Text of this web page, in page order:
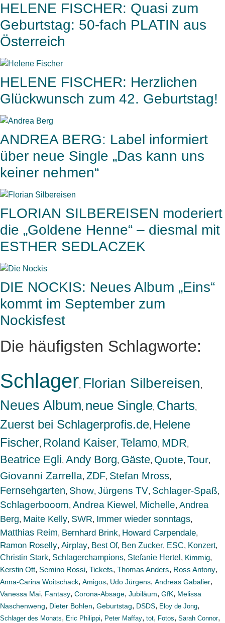
HELENE FISCHER: Quasi zum
Geburtstag: 50-fach PLATIN aus
Österreich
HELENE FISCHER: Herzlichen
Glückwunsch zum 42. Geburtstag!
ANDREA BERG: Label informiert
über neue Single „Das kann uns
keiner nehmen“
FLORIAN SILBEREISEN moderiert
die „Goldene Henne“ – diesmal mit
ESTHER SEDLACZEK
DIE NOCKIS: Neues Album „Eins“
kommt im September zum
Nockisfest
Die häufigsten Schlagworte:
Schlager, Florian Silbereisen,
Neues Album, neue Single, Charts,
Zuerst bei Schlagerprofis.de, Helene
Fischer, Roland Kaiser, Telamo, MDR,
Beatrice Egli, Andy Borg, Gäste, Quote, Tour,
Giovanni Zarrella, ZDF, Stefan Mross,
Fernsehgarten, Show, Jürgens TV, Schlager-Spaß,
Schlagerbooom, Andrea Kiewel , Michelle, Andrea
Berg, Maite Kelly, SWR, Immer wieder sonntags,
Matthias Reim, Bernhard Brink, Howard Carpendale,
Ramon Roselly, Airplay, Best Of, Ben Zucker, ESC, Konzert,
Christin Stark, Schlagerchampions, Stefanie Hertel , Kimmig,
Kerstin Ott, Semino Rossi, Tickets, Thomas Anders, Ross Antony,
Anna-Carina Woitschack, Amigos, Udo Jürgens, Andreas Gabalier,
Vanessa Mai, Fantasy, Corona-Absage, Jubiläum, GfK, Melissa
Naschenweng, Dieter Bohlen, Geburtstag, DSDS, Eloy de Jong,
Schlager des Monats, Eric Philippi, Peter Maffay, tot, Fotos, Sarah Connor,